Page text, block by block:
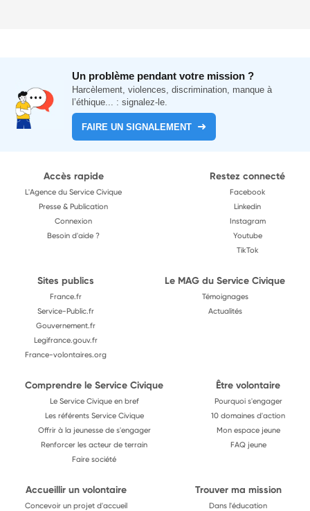
Un problème pendant votre mission ?
Harcèlement, violences, discrimination, manque à
l’éthique... : signalez-le.
FAIRE UN SIGNALEMENT
Accès rapide
L'Agence du Service Civique
Presse & Publication
Connexion
Besoin d'aide ?
Restez connecté
Facebook
Linkedin
Instagram
Youtube
TikTok
Sites publics
France.fr
Service-Public.fr
Gouvernement.fr
Legifrance.gouv.fr
France-volontaires.org
Le MAG du Service Civique
Témoignages
Actualités
Comprendre le Service Civique
Le Service Civique en bref
Les référents Service Civique
Offrir à la jeunesse de s'engager
Renforcer les acteur de terrain
Faire société
Être volontaire
Pourquoi s'engager
10 domaines d'action
Mon espace jeune
FAQ jeune
Accueillir un volontaire
Concevoir un projet d'accueil
Trouver ma mission
Dans l'éducation